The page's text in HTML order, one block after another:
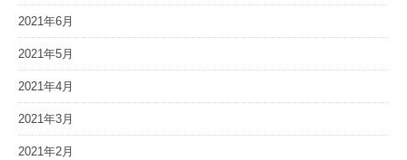
2021年6月
2021年5月
2021年4月
2021年3月
2021年2月